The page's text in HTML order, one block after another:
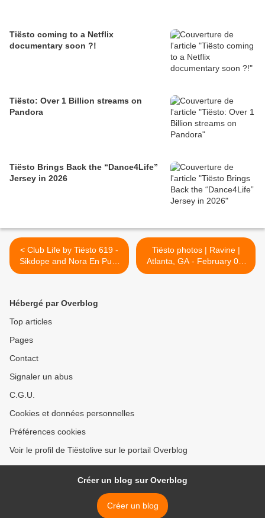
Tiësto coming to a Netflix
documentary soon ?!
Tiësto: Over 1 Billion streams on
Pandora
Tiësto Brings Back the “Dance4Life”
Jersey in 2026
< Club Life by Tiësto 619 -
Sikdope and Nora En Pure
guestmix - february 08,
Tiësto photos | Ravine |
Atlanta, GA - February 01,
2019 >
Hébergé par Overblog
Top articles
Pages
Contact
Signaler un abus
C.G.U.
Cookies et données personnelles
Préférences cookies
Voir le profil de Tiëstolive sur le portail Overblog
Créer un blog sur Overblog
Créer un blog